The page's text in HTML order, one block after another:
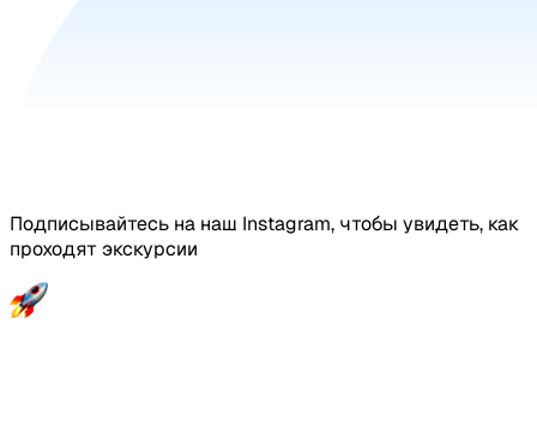
Подписывайтесь на наш Instagram, чтобы увидеть, как
проходят экскурсии